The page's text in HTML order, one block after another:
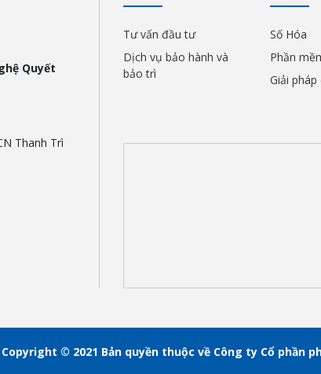
Quyết
Thanh Trì
Tư vấn đầu tư
Dịch vụ bảo hành và
bảo trì
Số Hóa
Phần
Giải
Copyright © 2021 Bản quyền thuộc về Công ty Cổ phần